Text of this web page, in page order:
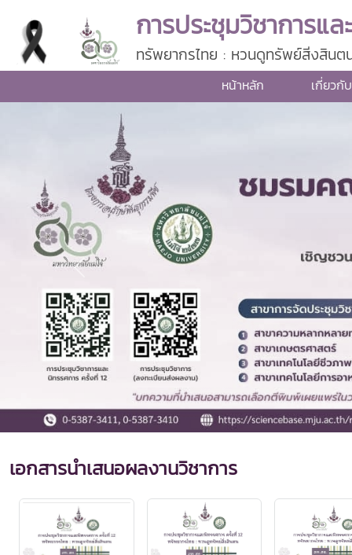
การประชุมวิชาการแ
ทรัพยากรไทย : หวนดูทรัพย์สิ่งสินต
หน้าหลัก เกี่ยวกั
เอกสารนำเสนอผลงานวิชาการ